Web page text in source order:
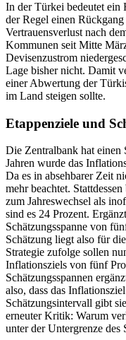
In der Türkei bedeutet ein
der Regel einen
Vertrauensverlust nach
Kommunen seit Mitte
Devisenzustrom
Lage bisher nicht. Damit
einer Abwertung der
im Land steigen sollte.
Etappenziele und
Die Zentralbank hat einen
Jahren wurde das
Da es in absehbarer Zeit
mehr beachtet.
zum Jahreswechsel als
sind es 24 Prozent.
Schätzungsspanne von
Schätzung liegt also für
Strategie zufolge sollen
Inflationsziels von fünf
Schätzungsspannen
also, dass das
Schätzungsintervall gibt
erneuter Kritik: Warum
unter der Untergrenze des